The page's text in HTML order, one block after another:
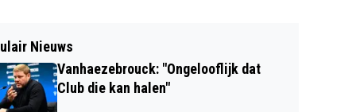
Nieuws
Vanhaezebrouck: "Ongelooflijk dat
Club die kan halen"